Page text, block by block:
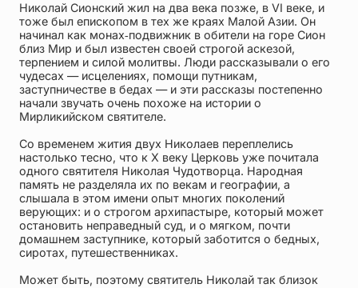
Упаковка
Цепи
Чётки
Шнурки на
шею
Другое
Николай Сионский жил на два века позже, в VI веке, и
тоже был епископом в тех же краях Малой Азии. Он
начинал как монах‑подвижник в обители на горе Сион
близ Мир и был известен своей строгой аскезой,
терпением и силой молитвы. Люди рассказывали о его
чудесах — исцелениях, помощи путникам,
заступничестве в бедах — и эти рассказы постепенно
начали звучать очень похоже на истории о
Мирликийском святителе.
Со временем жития двух Николаев переплелись
настолько тесно, что к X веку Церковь уже почитала
одного святителя Николая Чудотворца. Народная
память не разделяла их по векам и географии, а
слышала в этом имени опыт многих поколений
верующих: и о строгом архипастыре, который может
остановить неправедный суд, и о мягком, почти
домашнем заступнике, который заботится о бедных,
сиротах, путешественниках.
Может быть, поэтому святитель Николай так близок